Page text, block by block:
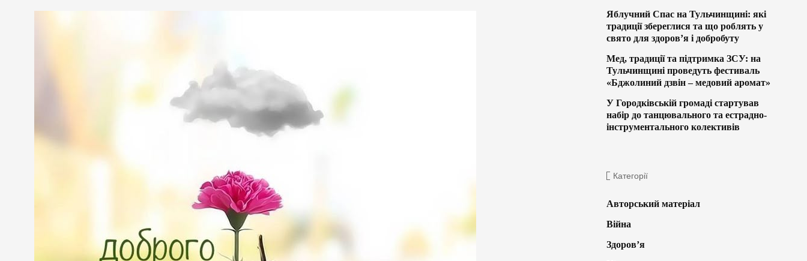
Яблучний Спас на Тульчинщині: які
традиції збереглися та що роблять у
свято для здоров’я і добробуту
Мед, традиції та підтримка ЗСУ: на
Тульчинщині проведуть фестиваль
«Бджолиний дзвін – медовий аромат»
У Городківській громаді стартував
набір до танцювального та естрадно-
інструментального колективів
Категорії
Авторський матеріал
Війна
Здоров’я